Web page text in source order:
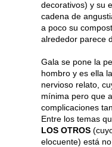
decorativos) y su
cadena de
a poco su
alrededor parece
Gala se pone la
hombro y es ella
nervioso relato,
mínima pero que
complicaciones
Entre los temas
LOS OTROS
elocuente) está